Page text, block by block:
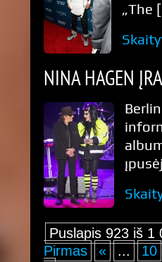
„The
NINA HAGEN
Puslapis 923 iš 1
Pirmas
« ...
10